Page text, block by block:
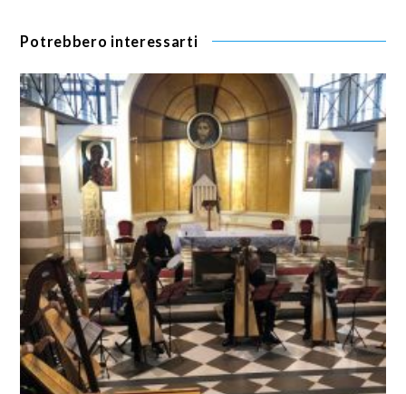
Potrebbero interessarti